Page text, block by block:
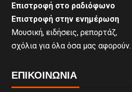
Επιστροφή στο ραδιόφωνο
Επιστροφή στην ενημέρωση
Μουσική, ειδήσεις, ρεπορτάζ,
σχόλια για όλα όσα μας αφορούν.
ΕΠΙΚΟΙΝΩΝΊΑ